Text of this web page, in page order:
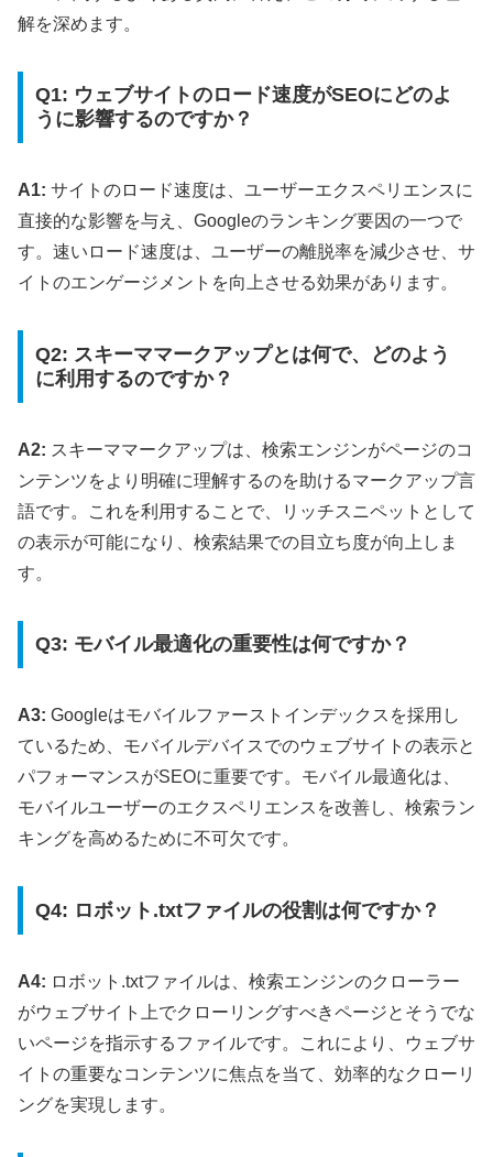
解を深めます。
Q1: ウェブサイトのロード速度がSEOにどのよ
うに影響するのですか？
A1: サイトのロード速度は、ユーザーエクスペリエンスに
直接的な影響を与え、Googleのランキング要因の一つで
す。速いロード速度は、ユーザーの離脱率を減少させ、サ
イトのエンゲージメントを向上させる効果があります。
Q2: スキーママークアップとは何で、どのよう
に利用するのですか？
A2: スキーママークアップは、検索エンジンがページのコ
ンテンツをより明確に理解するのを助けるマークアップ言
語です。これを利用することで、リッチスニペットとして
の表示が可能になり、検索結果での目立ち度が向上しま
す。
Q3: モバイル最適化の重要性は何ですか？
A3: Googleはモバイルファーストインデックスを採用し
ているため、モバイルデバイスでのウェブサイトの表示と
パフォーマンスがSEOに重要です。モバイル最適化は、
モバイルユーザーのエクスペリエンスを改善し、検索ラン
キングを高めるために不可欠です。
Q4: ロボット.txtファイルの役割は何ですか？
A4: ロボット.txtファイルは、検索エンジンのクローラー
がウェブサイト上でクローリングすべきページとそうでな
いページを指示するファイルです。これにより、ウェブサ
イトの重要なコンテンツに焦点を当て、効率的なクローリ
ングを実現します。